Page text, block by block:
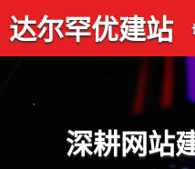
达尔罕优建站
深耕网站